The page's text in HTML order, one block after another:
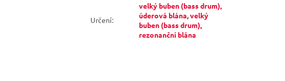
Určení:
velký buben (bass drum),
úderová blána ,velký
buben (bass drum),
rezonanční blána